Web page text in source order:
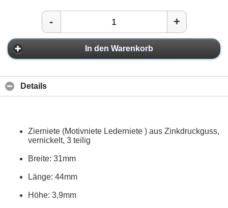
- +
In den Warenkorb
Details
Zierniete (Motivniete Lederniete ) aus Zinkdruckguss,
vernickelt, 3 teilig
Breite: 31mm
Länge: 44mm
Höhe: 3,9mm